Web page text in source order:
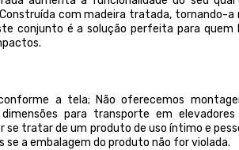
com madeira tratada, tornando-a
conjunto é a solução perfeita para quem
a tela; Não oferecemos
para transporte em elevadores
se tratar de um produto de uso íntimo e
a embalagem do produto não for violada.